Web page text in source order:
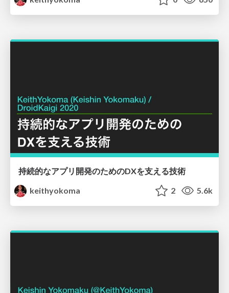
持続的なアプリ開発のためのDXを支える技術
keithyokoma
2 5.6k